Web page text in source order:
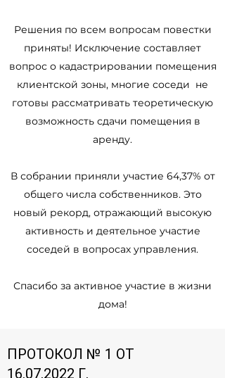
Решения по всем вопросам повестки
приняты! Исключение составляет
вопрос о кадастрировании помещения
клиентской зоны, многие соседи не
готовы рассматривать теоретическую
возможность сдачи помещения в
аренду.
В собрании приняли участие 64,37% от
общего числа собственников. Это
новый рекорд, отражающий высокую
активность и деятельное участие
соседей в вопросах управления.
Спасибо за активное участие в жизни
дома!
ПРОТОКОЛ № 1 ОТ
16.07.2022 Г.